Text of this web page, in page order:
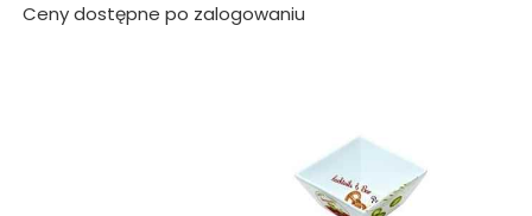
Ceny dostępne po zalogowaniu